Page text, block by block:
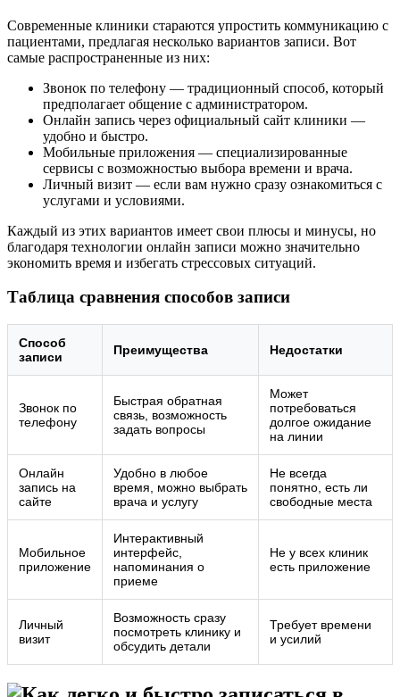
Современные клиники стараются упростить коммуникацию с
пациентами, предлагая несколько вариантов записи. Вот
самые распространенные из них:
Звонок по телефону — традиционный способ, который
предполагает общение с администратором.
Онлайн запись через официальный сайт клиники —
удобно и быстро.
Мобильные приложения — специализированные
сервисы с возможностью выбора времени и врача.
Личный визит — если вам нужно сразу ознакомиться с
услугами и условиями.
Каждый из этих вариантов имеет свои плюсы и минусы, но
благодаря технологии онлайн записи можно значительно
экономить время и избегать стрессовых ситуаций.
Таблица сравнения способов записи
Способ
записи
Преимущества Недостатки
Звонок по
телефону
Быстрая обратная
связь, возможность
задать вопросы
Может
потребоваться
долгое ожидание
на линии
Онлайн
запись на
сайте
Удобно в любое
время, можно выбрать
врача и услугу
Не всегда
понятно, есть ли
свободные места
Мобильное
приложение
Интерактивный
интерфейс,
напоминания о
приеме
Не у всех клиник
есть приложение
Личный
визит
Возможность сразу
посмотреть клинику и
обсудить детали
Требует времени
и усилий